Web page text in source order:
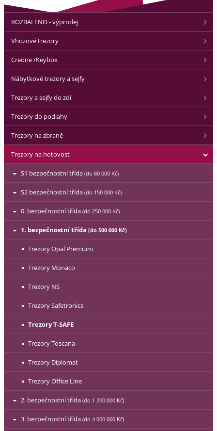
ROZBALENO - výprodej
Vhozové trezory
Creone /Keybox
Nábytkové trezory a sejfy
Trezory a sejfy do zdi
Trezory do podlahy
Trezory na zbraně
Trezory na hotovost
S1 bezpečnostní třída (do 80 000 Kč)
S2 bezpečnostní třída (do 150 000 Kč)
0. bezpečnostní třída (do 250 000 Kč)
1. bezpečnostní třída (do 500 000 Kč)
Trezory Opal Premium
Trezory Monaco
Trezory NS
Trezory Safetronics
Trezory T-SAFE
Trezory Toscana
Trezory Diplomat
Trezory Office Line
2. bezpečnostní třída (do 1 200 000 Kč)
3. bezpečnostní třída (do 4 000 000 Kč)